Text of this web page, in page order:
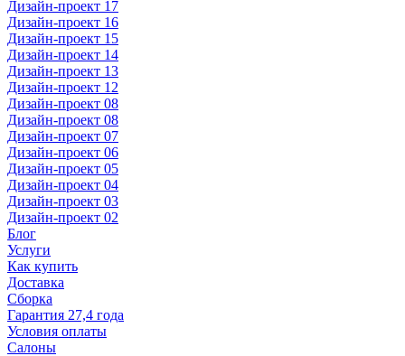
Дизайн-проект 17
Дизайн-проект 16
Дизайн-проект 15
Дизайн-проект 14
Дизайн-проект 13
Дизайн-проект 12
Дизайн-проект 08
Дизайн-проект 08
Дизайн-проект 07
Дизайн-проект 06
Дизайн-проект 05
Дизайн-проект 04
Дизайн-проект 03
Дизайн-проект 02
Блог
Услуги
Как купить
Доставка
Сборка
Гарантия 27,4 года
Условия оплаты
Салоны